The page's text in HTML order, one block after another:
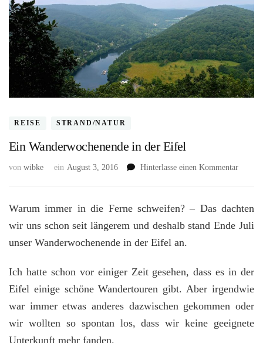
REISE STRAND/NATUR
Ein Wanderwochenende in der Eifel
von wibke ein August 3, 2016 Hinterlasse einen Kommentarzu
in
Eifel
Warum immer in die Ferne schweifen? – Das dachten
wir uns schon seit längerem und deshalb stand Ende Juli
unser Wanderwochenende in der Eifel an.
Ich hatte schon vor einiger Zeit gesehen, dass es in der
Eifel einige schöne Wandertouren gibt. Aber irgendwie
war immer etwas anderes dazwischen gekommen oder
wir wollten so spontan los, dass wir keine geeignete
Unterkunft mehr fanden.